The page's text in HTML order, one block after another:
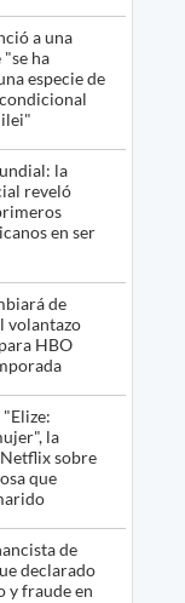
a una
ha
especie de
la
reveló
en ser
de
volantazo
HBO
la
sobre
que
de
declarado
y fraude en